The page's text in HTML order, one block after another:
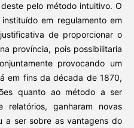
pelo método intuitivo. O
em regulamento em
de proporcionar o
província, pois possibilitaria
provocando um
em fins da década de 1870,
quanto ao método a ser
ganharam novas
a ser sobre as vantagens do